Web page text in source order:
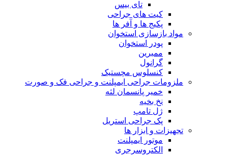
تای بیس
کیت های جراحی
پکیج ها و آفر ها
مواد بازسازی استخوان
پودر استخوان
ممبرین
گرانول
کنسلوس مچستیک
ملزومات جراحی ایمپلنت و جراحی فک و صورت
خمیر پانسمان لثه
نخ بخیه
ژل تامپ
پک جراحی استریل
تجهیزات و ابزار ها
موتور ایمپلنت
الکتروسرجری